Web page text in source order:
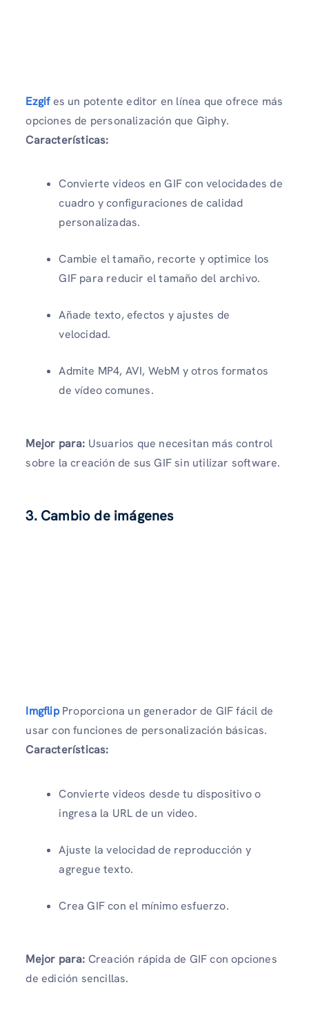
Ezgifes un potente editor en línea que ofrece más
opciones de personalización que Giphy.
Características:
Convierte videos en GIF con velocidades de
cuadro y configuraciones de calidad
personalizadas.
Cambie el tamaño, recorte y optimice los
GIF para reducir el tamaño del archivo.
Añade texto, efectos y ajustes de
velocidad.
Admite MP4, AVI, WebM y otros formatos
de vídeo comunes.
Mejor para: Usuarios que necesitan más control
sobre la creación de sus GIF sin utilizar software.
3. Cambio de imágenes
ImgflipProporciona un generador de GIF fácil de
usar con funciones de personalización básicas.
Características:
Convierte videos desde tu dispositivo o
ingresa la URL de un video.
Ajuste la velocidad de reproducción y
agregue texto.
Crea GIF con el mínimo esfuerzo.
Mejor para: Creación rápida de GIF con opciones
de edición sencillas.